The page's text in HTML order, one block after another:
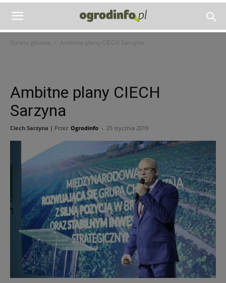
Strona główna Ambitne plany CIECH Sarzyna
Ambitne plany CIECH
Sarzyna
Ciech Sarzyna | Przez Ogrodinfo - 25 stycznia 2019